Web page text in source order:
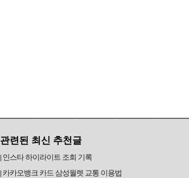
관련된 최신 추천글
인스타 하이라이트 조회 기록
카카오뱅크 카드 삼성월렛 교통 이용법